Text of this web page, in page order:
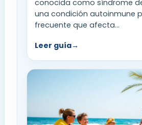
conocida como síndrome
una condición autoinmune
frecuente que afecta...
Leer guía→